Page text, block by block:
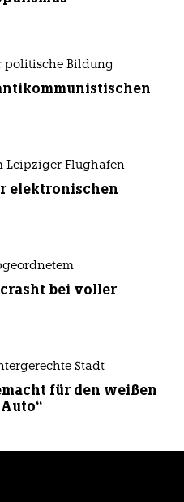
politische Bildung
Leipziger Flughafen
elektronischen
bei voller
Stadt
für den weißen